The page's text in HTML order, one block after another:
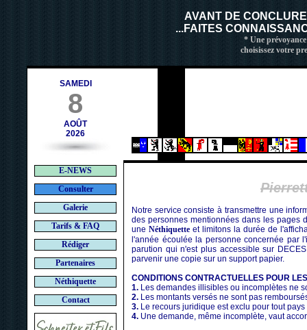
AVANT DE
...FAITES
* Une
choisissez votre
SAMEDI
8
AOÛT
2026
E-NEWS
Consulter
Galerie
Tarifs & FAQ
Rédiger
Partenaires
Néthiquette
Contact
Notre service consiste à transmettre une
des personnes mentionnées dans les pages
uneNéthiquette et limitons la durée de
l'année écoulée la personne concernée par
parution qui n'est plus accessible sur
parvenir une copie sur un support papier.
CONDITIONS CONTRACTUELLES POUR
1. Les demandes illisibles ou incomplètes ne
2. Les montants versés ne sont pas
3. Le recours juridique est exclu pour tout pays
4. Une demande, même incomplète, vaut